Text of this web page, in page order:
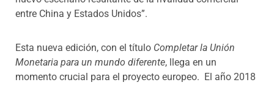
entre China y Estados Unidos”.
Esta nueva edición, con el título Completar la Unión
Monetaria para un mundo diferente, llega en un
momento crucial para el proyecto europeo. El año 2018